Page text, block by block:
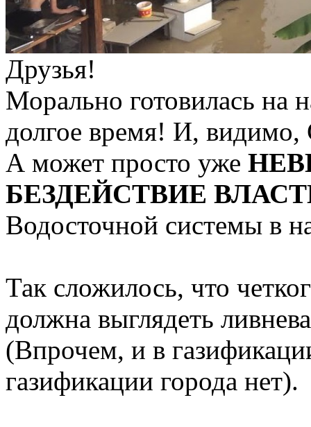
Друзья!
Морально готовилась на
долгое время! И,
А может просто уже
БЕЗДЕЙСТВИЕ
Водосточной системы в
Так сложилось, что
должна выглядеть
(Впрочем, и в
газификации города нет).